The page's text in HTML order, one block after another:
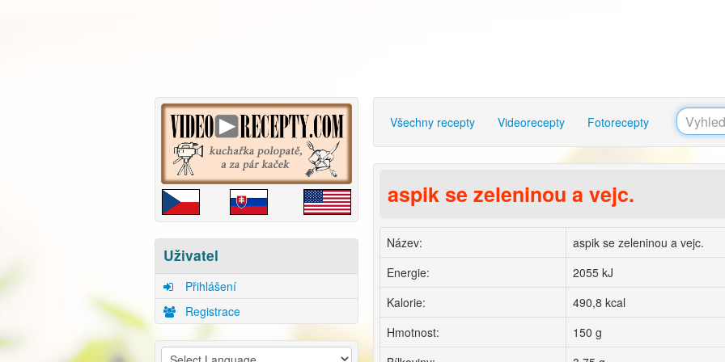
Uživatel
Přihlášení
Registrace
Všechny recepty Videorecepty Fotorecepty
aspik se zeleninou a vejc.
Název:
aspik se zeleninou a vejc.
Energie:
2055 kJ
Kalorie:
490,8 kcal
Hmotnost:
150 g